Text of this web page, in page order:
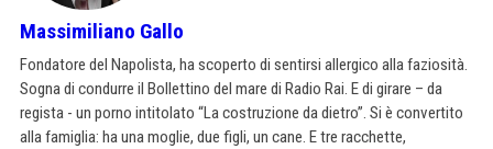
Massimiliano Gallo
Fondatore del Napolista, ha scoperto di sentirsi allergico alla faziosità.
Sogna di condurre il Bollettino del mare di Radio Rai. E di girare – da
regista - un porno intitolato “La costruzione da dietro”. Si è convertito
alla famiglia: ha una moglie, due figli, un cane. E tre racchette,